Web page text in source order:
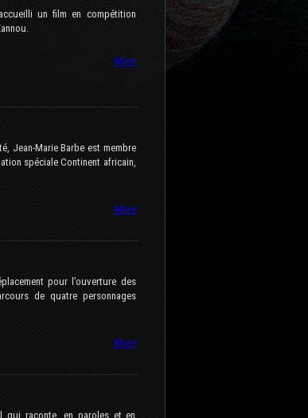
un film en compétition
More
Jean-Marie Barbe est membre
spéciale Continent africain,
More
pour l’ouverture des
de quatre personnages
More
qui raconte, en paroles et en